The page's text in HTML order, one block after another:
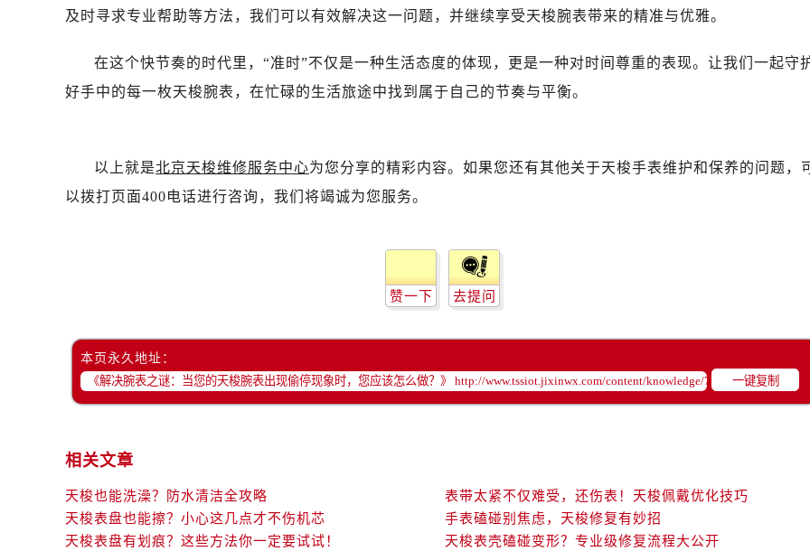
及时寻求专业帮助等方法，我们可以有效解决这一问题，并继续享受天梭腕表带来的精准与优雅。
在这个快节奏的时代里，“准时”不仅是一种生活态度的体现，更是一种对时间尊重的表现。让我们一起守
好手中的每一枚天梭腕表，在忙碌的生活旅途中找到属于自己的节奏与平衡。
以上就是北京天梭维修服务中心为您分享的精彩内容。如果您还有其他关于天梭手表维护和保养的问题，
以拨打页面400电话进行咨询，我们将竭诚为您服务。
赞一下 去提问
本页永久地址：
一键复制
相关文章
天梭也能洗澡？防水清洁全攻略
表带太紧不仅难受，还伤表！天梭佩戴优化技巧
天梭表盘也能擦？小心这几点才不伤机芯
手表磕碰别焦虑，天梭修复有妙招
天梭表盘有划痕？这些方法你一定要试试！
天梭表壳磕碰变形？专业级修复流程大公开